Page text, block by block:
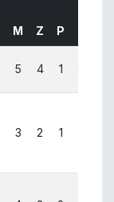
M Z P
5 4 1 48:29
3 2 1